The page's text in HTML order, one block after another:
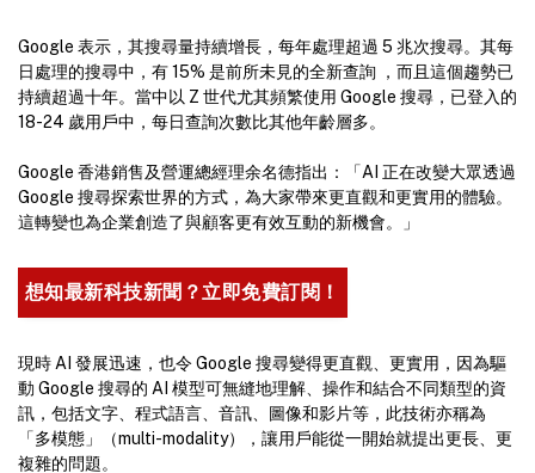
Google 表示，其搜尋量持續增長，每年處理超過 5 兆次搜尋。其每
日處理的搜尋中，有 15% 是前所未見的全新查詢 ，而且這個趨勢已
持續超過十年。當中以 Z 世代尤其頻繁使用 Google 搜尋，已登入的
18-24 歲用戶中，每日查詢次數比其他年齡層多。
Google 香港銷售及營運總經理余名德指出：「AI 正在改變大眾透過
Google 搜尋探索世界的方式，為大家帶來更直觀和更實用的體驗。
這轉變也為企業創造了與顧客更有效互動的新機會。」
想知最新科技新聞？立即免費訂閱！
現時 AI 發展迅速，也令 Google 搜尋變得更直觀、更實用，因為驅
動 Google 搜尋的 AI 模型可無縫地理解、操作和結合不同類型的資
訊，包括文字、程式語言、音訊、圖像和影片等，此技術亦稱為
「多模態」（multi-modality），讓用戶能從一開始就提出更長、更
複雜的問題。